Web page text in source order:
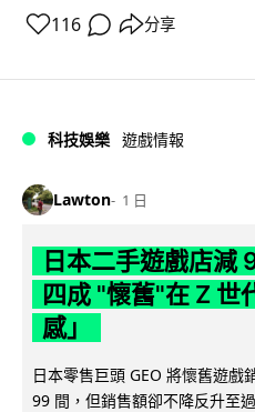
116 分享
科技娛樂 遊戲情報
Lawton 1 日
日本二手遊戲店減
四成 "懷舊"在 Z 世
感」
日本零售巨頭 GEO 將懷舊遊戲
99 間，但銷售額卻不降反升至